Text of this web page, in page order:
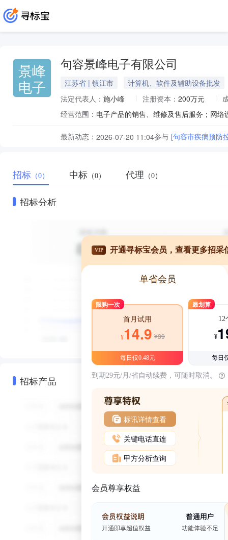
景峰
电子
句容景峰电子有限公司
江苏省 | 镇江市
计算机、软件及辅助设备批发
法定代表人： 施小峰 注册资本： 200万元
经营范围：
最新动态： 2026-07-20 11:04参与 [句容市疾病预防
招标 （0） 中标 （0） 代理 （0）
招标分析
招标产品
VIP 开通寻标宝会员，查看更多招采
单省会员
限购一次
首月试用
¥14.9 ¥39
每日仅0.48元
最划算
12
¥
每日
到期29元/月/省自动续费，可随时取消。
标讯详情查看
关键电话直连
甲方分析查询
会员尊享权益